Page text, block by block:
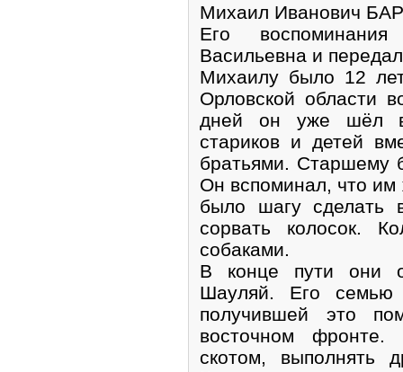
Михаил Иванович
Его
Васильевна и
Михаилу было 12
Орловской области
дней он уже шёл
стариков и детей
братьями. Старшему
Он вспоминал, что им
было шагу сделать
сорвать колосок.
собаками.
В конце пути они
Шауляй. Его семью
получившей это
восточном
скотом, выполнять